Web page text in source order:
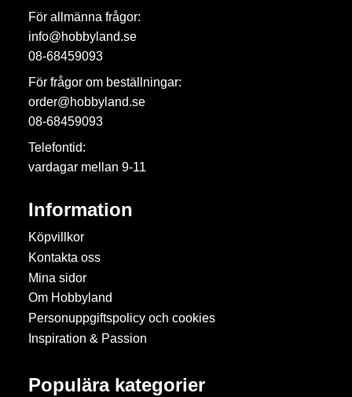
För allmänna frågor:
info@hobbyland.se
08-68459093
För frågor om beställningar:
order@hobbyland.se
08-68459093
Telefontid:
vardagar mellan 9-11
Information
Köpvillkor
Kontakta oss
Mina sidor
Om Hobbyland
Personuppgiftspolicy och cookies
Inspiration & Passion
Populära kategorier